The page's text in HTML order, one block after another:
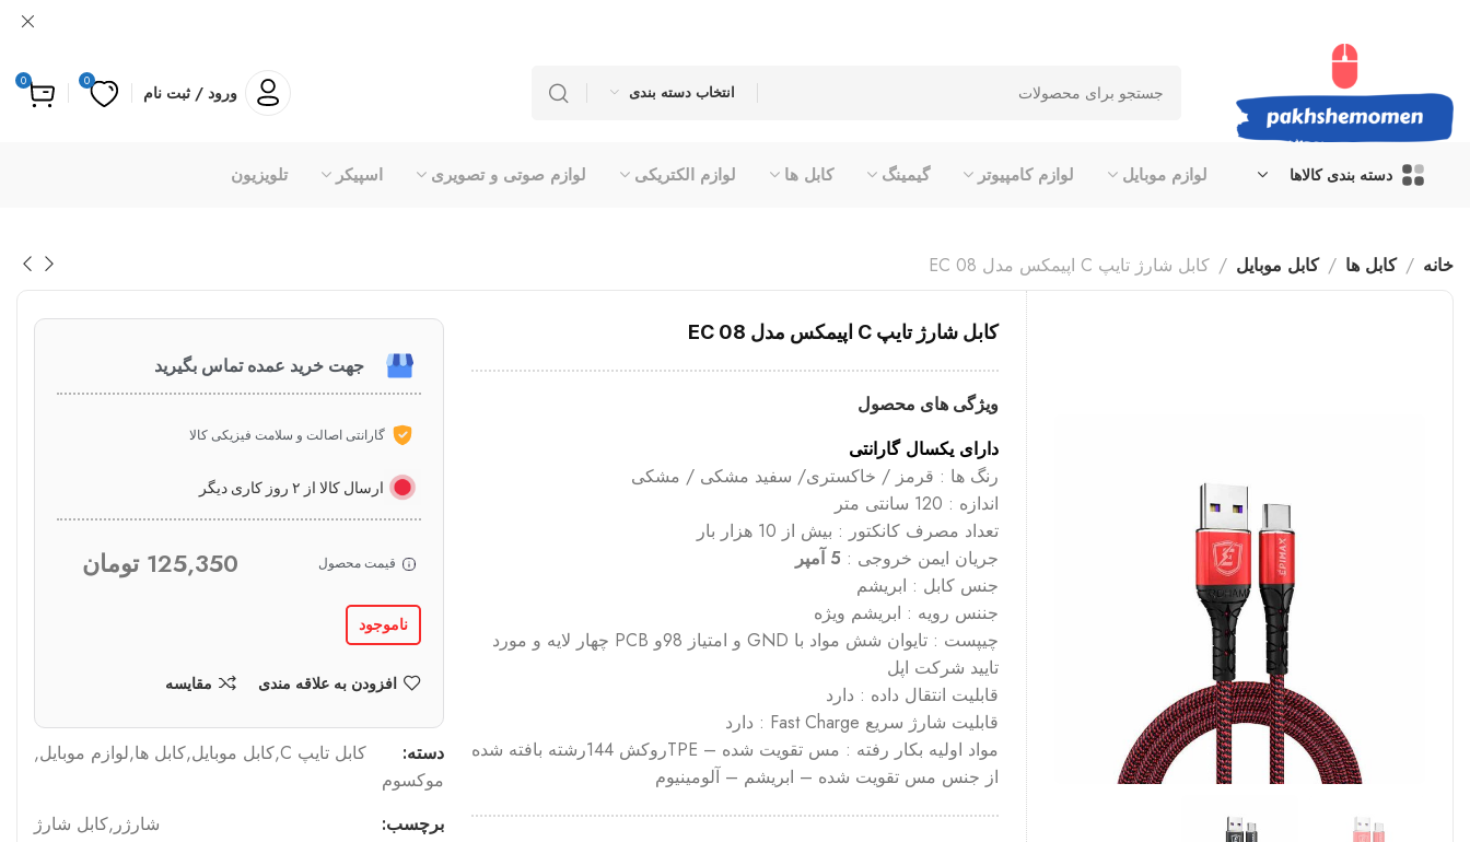
انتخاب دسته بندی ورود / ثبت نام
0
0
دسته بندی کالاها لوازم موبایل لوازم کامپیوتر گیمینگ کابل ها لوازم الکتریکی لوازم صوتی و تصویری اسپیکر تلویزیون
خانه کابل ها کابل موبایل کابل شارژ تایپ C اپیمکس مدل EC 08
کابل شارژ تایپ C اپیمکس مدل EC 08
ویژگی های محصول
دارای یکسال گارانتی
رنگ ها : قرمز / خاکستری/ سفید مشکی / مشکی
اندازه : 120 سانتی متر
تعداد مصرف کانکتور : بیش از 10 هزار بار
جریان ایمن خروجی : 5 آمپر
جنس کابل : ابریشم
جننس رویه : ابریشم ویژه
چیپست : تایوان شش مواد با GND و امتیاز 98و PCB چهار لایه و مورد
تایید شرکت اپل
قابلیت انتقال داده : دارد
قابلیت شارژ سریع Fast Charge : دارد
مواد اولیه بکار رفته : مس تقویت شده – TPEروکش 144رشته بافته شده
از جنس مس تقویت شده – ابریشم – آلومینیوم
جهت خرید عمده تماس بگیرید
گارانتی اصالت و سلامت فیزیکی کالا
ارسال کالا از ۲ روز کاری دیگر
قیمت محصول 125,350 تومان
ناموجود
افزودن به علاقه مندی مقایسه
دسته: کابل تایپ C ,کابل موبایل,کابل ها,لوازم موبایل,
موکسوم
برچسب:
شارژر ,کابل شارژ